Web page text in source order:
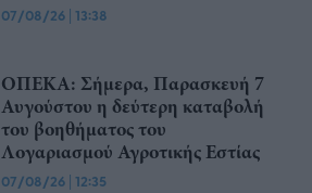
07/08/26 | 13:38
ΟΠΕΚΑ: Σήμερα, Παρασκευή 7
Αυγούστου η δεύτερη καταβολή
του βοηθήματος του
Λογαριασμού Αγροτικής Εστίας
07/08/26 | 12:35